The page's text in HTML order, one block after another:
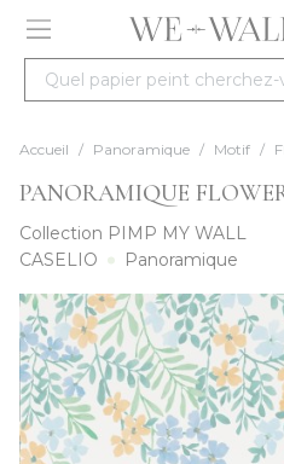
Allez au contenu
Quel papier peint cherchez-
Accueil / Panoramique / Motif /
PANORAMIQUE
Collection PIMP MY WALL
CASELIO
Panoramique